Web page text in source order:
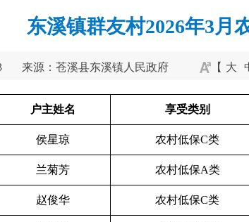
东溪镇群友村2026年3月
来源：苍溪县东溪镇人民政府 【 大
户主姓名 享受类别
侯星琼 农村低保C类
兰菊芳 农村低保A类
赵俊华 农村低保C类